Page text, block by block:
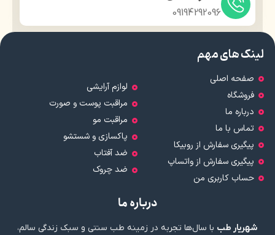
09194292096
لینک های مهم
صفحه اصلی
فروشگاه
درباره ما
تماس با ما
پیگیری سفارش از روبیکا
پیگیری سفارش از واتساپ
حساب کاربری من
لوازم آرایشی
مراقبت پوست و صورت
مراقبت مو
پاکسازی و شستشو
ضد آفتاب
ضد چروک
درباره ما
شهریار طب با سال‌ها تجربه در زمینه طب سنتی و سبک زندگی سالم،